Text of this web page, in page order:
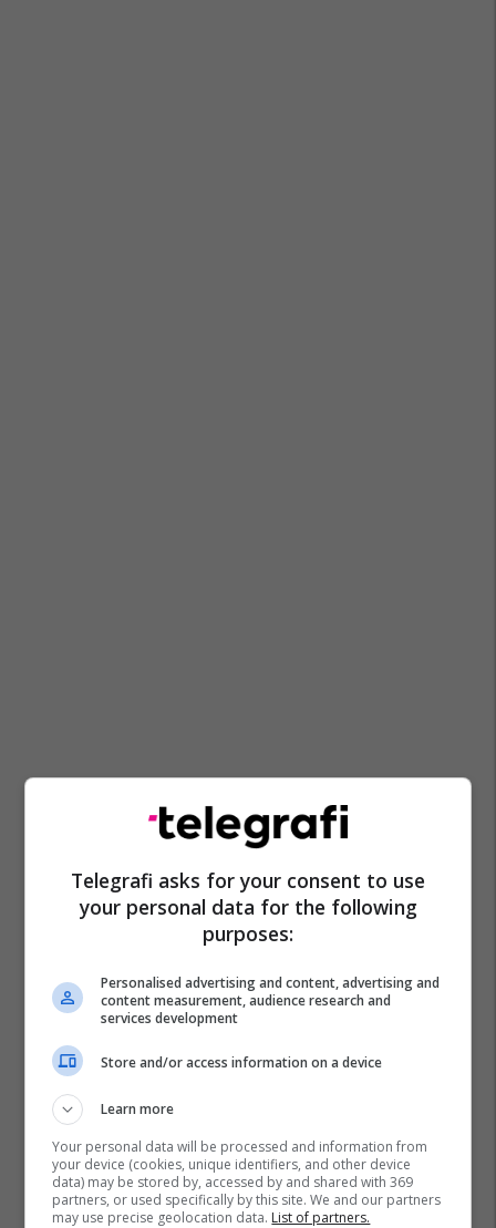
Telegrafi asks for your consent to use
your personal data for the following
purposes:
Personalised advertising and content, advertising and
content measurement, audience research and
services development
Store and/or access information on a device
Learn more
Your personal data will be processed and information from
your device (cookies, unique identifiers, and other device
data) may be stored by, accessed by and shared with 369
partners, or used specifically by this site. We and our partners
may use precise geolocation data. List of partners.